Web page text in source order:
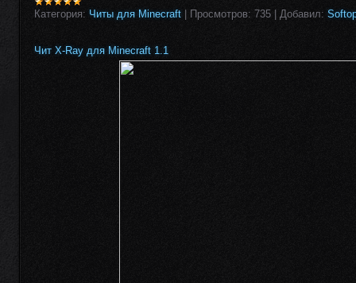
Категория: Читы для Minecraft Просмотров: 735 Добавил:
Чит X-Ray для Minecraft 1.1